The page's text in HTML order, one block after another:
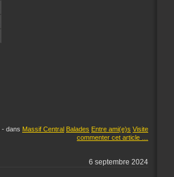
- dans Massif Central Balades Entre ami(e)s Visite
commenter cet article
6 septembre 2024